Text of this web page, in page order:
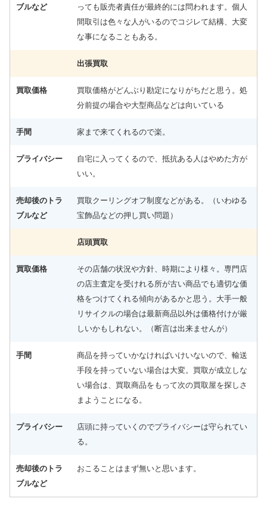
ブルなど
っても販売者責任が最終的には問われます。個人
間取引は色々な人がいるのでコジレて結構、大変
な事になることもある。
出張買取
買取価格
買取価格がどんぶり勘定になりがちだと思う。処
分前提の場合や大型商品などは向いている
手間 家まで来てくれるので楽。
プライバシー
自宅に入ってくるので、抵抗ある人はやめた方が
いい。
売却後のトラ
ブルなど
買取クーリングオフ制度などがある。（いわゆる
宝飾品などの押し買い問題）
店頭買取
買取価格
その店舗の状況や方針、時期により様々。専門店
の店主査定を受けれる所が古い商品でも適切な価
格をつけてくれる傾向があるかと思う。大手一般
リサイクルの場合は最新商品以外は価格付けが厳
しいかもしれない。（断言は出来ませんが）
手間
商品を持っていかなければいけいないので、輸送
手段を持っていない場合は大変。買取が成立しな
い場合は、買取商品をもって次の買取屋を探しさ
まようことになる。
プライバシー
店頭に持っていくのでプライバシーは守られてい
る。
売却後のトラ
ブルなど
おこることはまず無いと思います。